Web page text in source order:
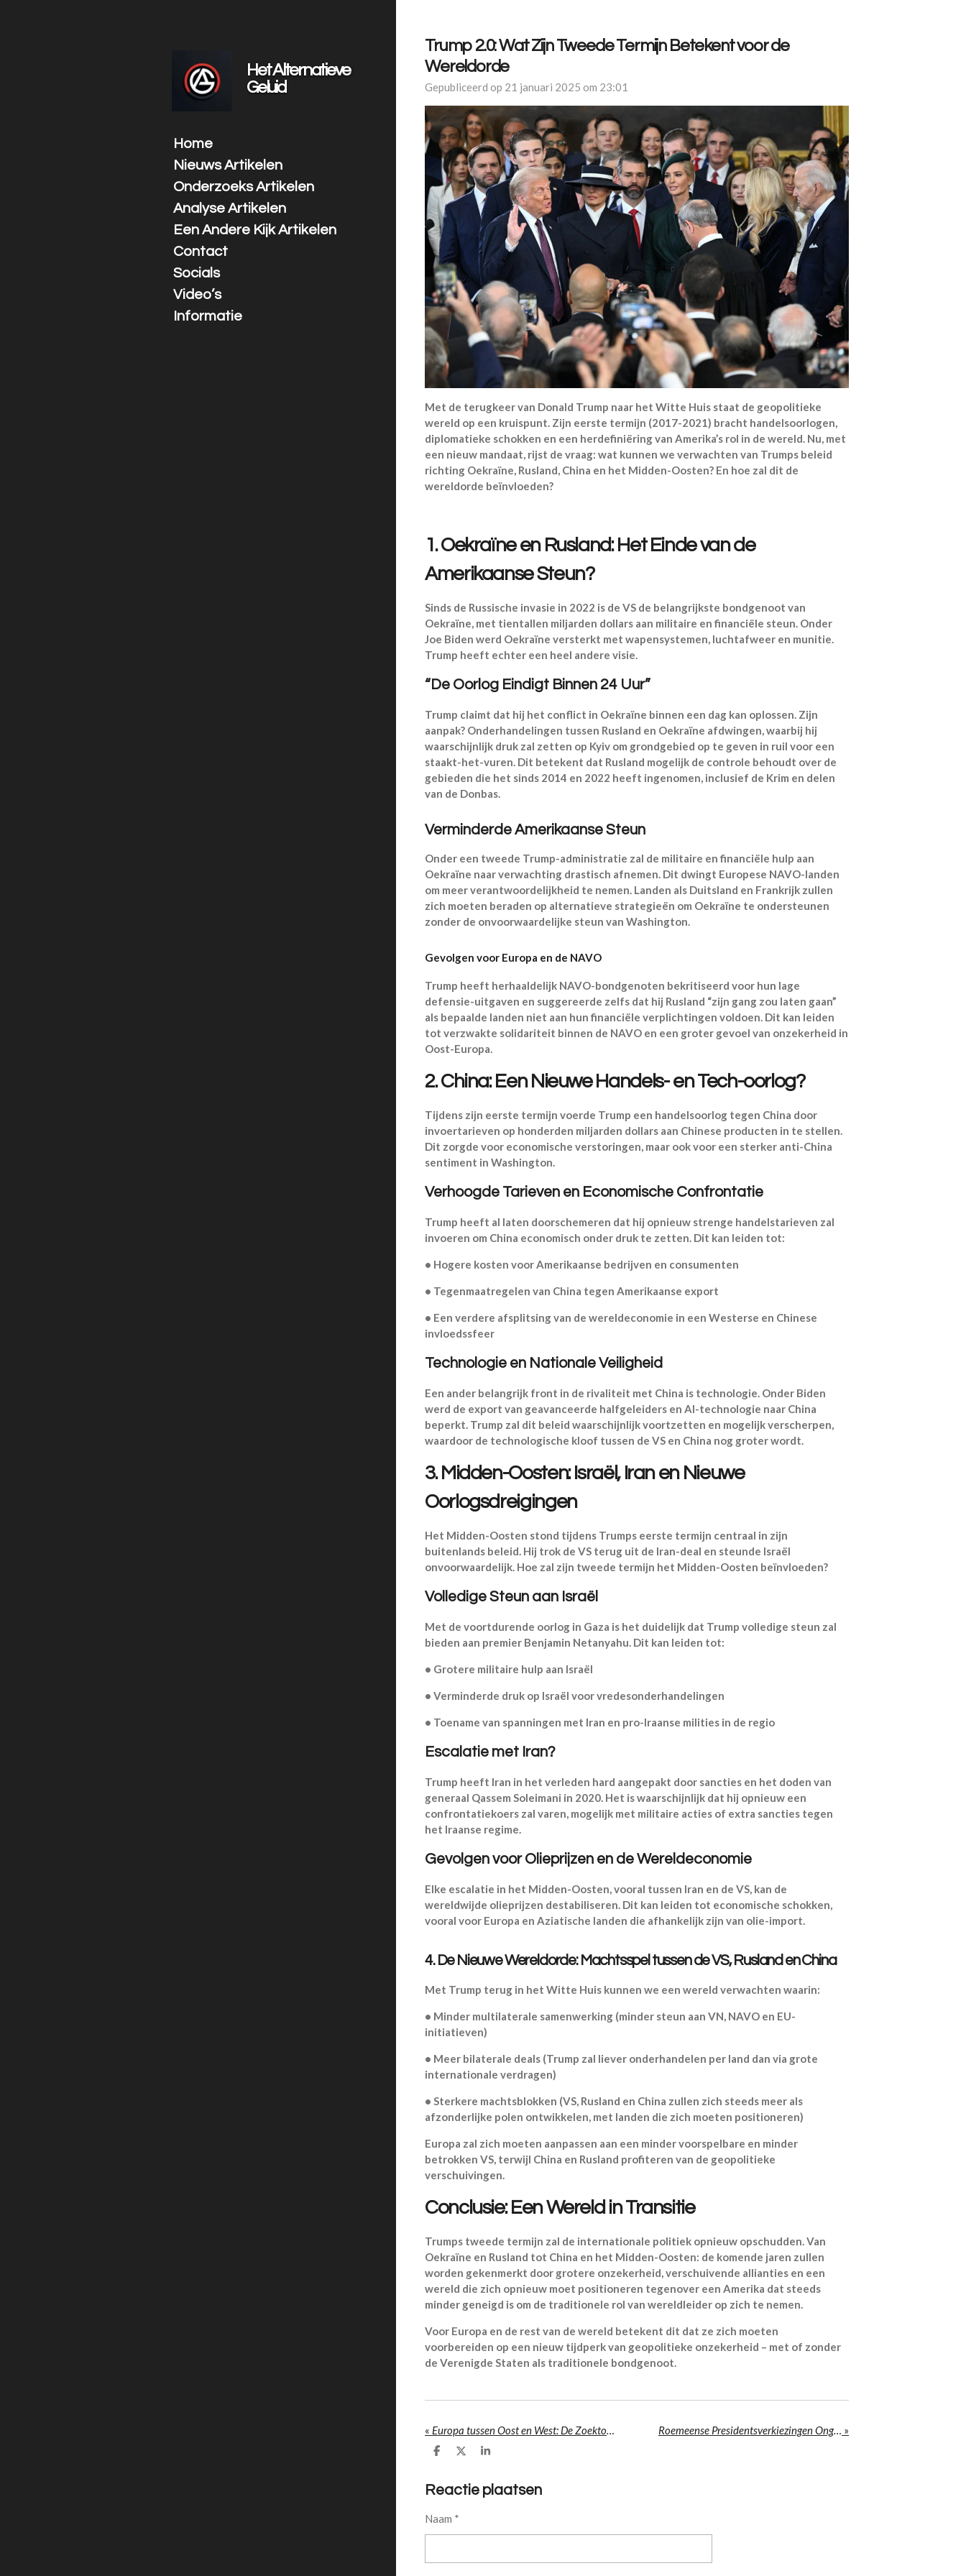
Trump 2.0: Wat Zijn Tweede Termijn Betekent voor de
Wereldorde
Gepubliceerd op 21 januari 2025 om 23:01
Met de terugkeer van Donald Trump naar het Witte Huis staat de geopolitieke
wereld op een kruispunt. Zijn eerste termijn (2017-2021) bracht handelsoorlogen,
diplomatieke schokken en een herdefiniëring van Amerika’s rol in de wereld. Nu, met
een nieuw mandaat, rijst de vraag: wat kunnen we verwachten van Trumps beleid
richting Oekraïne, Rusland, China en het Midden-Oosten? En hoe zal dit de
wereldorde beïnvloeden?
1. Oekraïne en Rusland: Het Einde van de
Amerikaanse Steun?
Sinds de Russische invasie in 2022 is de VS de belangrijkste bondgenoot van
Oekraïne, met tientallen miljarden dollars aan militaire en financiële steun. Onder
Joe Biden werd Oekraïne versterkt met wapensystemen, luchtafweer en munitie.
Trump heeft echter een heel andere visie.
“De Oorlog Eindigt Binnen 24 Uur”
Trump claimt dat hij het conflict in Oekraïne binnen een dag kan oplossen. Zijn
aanpak? Onderhandelingen tussen Rusland en Oekraïne afdwingen, waarbij hij
waarschijnlijk druk zal zetten op Kyiv om grondgebied op te geven in ruil voor een
staakt-het-vuren. Dit betekent dat Rusland mogelijk de controle behoudt over de
gebieden die het sinds 2014 en 2022 heeft ingenomen, inclusief de Krim en delen
van de Donbas.
Verminderde Amerikaanse Steun
Onder een tweede Trump-administratie zal de militaire en financiële hulp aan
Oekraïne naar verwachting drastisch afnemen. Dit dwingt Europese NAVO-landen
om meer verantwoordelijkheid te nemen. Landen als Duitsland en Frankrijk zullen
zich moeten beraden op alternatieve strategieën om Oekraïne te ondersteunen
zonder de onvoorwaardelijke steun van Washington.
Gevolgen voor Europa en de NAVO
Trump heeft herhaaldelijk NAVO-bondgenoten bekritiseerd voor hun lage
defensie-uitgaven en suggereerde zelfs dat hij Rusland “zijn gang zou laten gaan”
als bepaalde landen niet aan hun financiële verplichtingen voldoen. Dit kan leiden
tot verzwakte solidariteit binnen de NAVO en een groter gevoel van onzekerheid in
Oost-Europa.
2. China: Een Nieuwe Handels- en Tech-oorlog?
Tijdens zijn eerste termijn voerde Trump een handelsoorlog tegen China door
invoertarieven op honderden miljarden dollars aan Chinese producten in te stellen.
Dit zorgde voor economische verstoringen, maar ook voor een sterker anti-China
sentiment in Washington.
Verhoogde Tarieven en Economische Confrontatie
Trump heeft al laten doorschemeren dat hij opnieuw strenge handelstarieven zal
invoeren om China economisch onder druk te zetten. Dit kan leiden tot:
• Hogere kosten voor Amerikaanse bedrijven en consumenten
• Tegenmaatregelen van China tegen Amerikaanse export
• Een verdere afsplitsing van de wereldeconomie in een Westerse en Chinese
invloedssfeer
Technologie en Nationale Veiligheid
Een ander belangrijk front in de rivaliteit met China is technologie. Onder Biden
werd de export van geavanceerde halfgeleiders en AI-technologie naar China
beperkt. Trump zal dit beleid waarschijnlijk voortzetten en mogelijk verscherpen,
waardoor de technologische kloof tussen de VS en China nog groter wordt.
3. Midden-Oosten: Israël, Iran en Nieuwe
Oorlogsdreigingen
Het Midden-Oosten stond tijdens Trumps eerste termijn centraal in zijn
buitenlands beleid. Hij trok de VS terug uit de Iran-deal en steunde Israël
onvoorwaardelijk. Hoe zal zijn tweede termijn het Midden-Oosten beïnvloeden?
Volledige Steun aan Israël
Met de voortdurende oorlog in Gaza is het duidelijk dat Trump volledige steun zal
bieden aan premier Benjamin Netanyahu. Dit kan leiden tot:
• Grotere militaire hulp aan Israël
• Verminderde druk op Israël voor vredesonderhandelingen
• Toename van spanningen met Iran en pro-Iraanse milities in de regio
Escalatie met Iran?
Trump heeft Iran in het verleden hard aangepakt door sancties en het doden van
generaal Qassem Soleimani in 2020. Het is waarschijnlijk dat hij opnieuw een
confrontatiekoers zal varen, mogelijk met militaire acties of extra sancties tegen
het Iraanse regime.
Gevolgen voor Olieprijzen en de Wereldeconomie
Elke escalatie in het Midden-Oosten, vooral tussen Iran en de VS, kan de
wereldwijde olieprijzen destabiliseren. Dit kan leiden tot economische schokken,
vooral voor Europa en Aziatische landen die afhankelijk zijn van olie-import.
4. De Nieuwe Wereldorde: Machtsspel tussen de VS, Rusland en China
Met Trump terug in het Witte Huis kunnen we een wereld verwachten waarin:
• Minder multilaterale samenwerking (minder steun aan VN, NAVO en EU-
initiatieven)
• Meer bilaterale deals (Trump zal liever onderhandelen per land dan via grote
internationale verdragen)
• Sterkere machtsblokken (VS, Rusland en China zullen zich steeds meer als
afzonderlijke polen ontwikkelen, met landen die zich moeten positioneren)
Europa zal zich moeten aanpassen aan een minder voorspelbare en minder
betrokken VS, terwijl China en Rusland profiteren van de geopolitieke
verschuivingen.
Conclusie: Een Wereld in Transitie
Trumps tweede termijn zal de internationale politiek opnieuw opschudden. Van
Oekraïne en Rusland tot China en het Midden-Oosten: de komende jaren zullen
worden gekenmerkt door grotere onzekerheid, verschuivende allianties en een
wereld die zich opnieuw moet positioneren tegenover een Amerika dat steeds
minder geneigd is om de traditionele rol van wereldleider op zich te nemen.
Voor Europa en de rest van de wereld betekent dit dat ze zich moeten
voorbereiden op een nieuw tijdperk van geopolitieke onzekerheid – met of zonder
de Verenigde Staten als traditionele bondgenoot.
« Europa tussen Oost en West: De Zoektocht naar Autonomie in een Geopolitieke Storm Roemeense Presidentsverkiezingen Ongeldig Verklaard: Georganiseerde Staatsgreep of Bestrijding van Russische Inmenging? »
D
e
n
D
l
S
r
e
Reactie plaatsen
Naam *
Het Alternatieve
Geluid
Home
Nieuws Artikelen
Onderzoeks Artikelen
Analyse Artikelen
Een Andere Kijk Artikelen
Contact
Socials
Video’s
Informatie